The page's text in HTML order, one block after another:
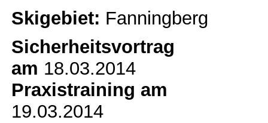
Skigebiet: Fanningberg
Sicherheitsvortrag
am 18.03.2014
Praxistraining am
19.03.2014